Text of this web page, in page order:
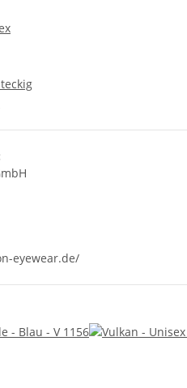
eyewear.de/